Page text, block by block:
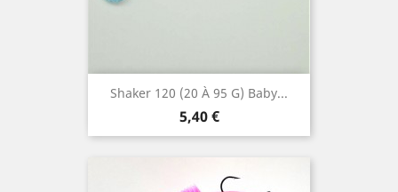
Shaker 120 (20 À 95 G) Baby...
Prix
5,40 €